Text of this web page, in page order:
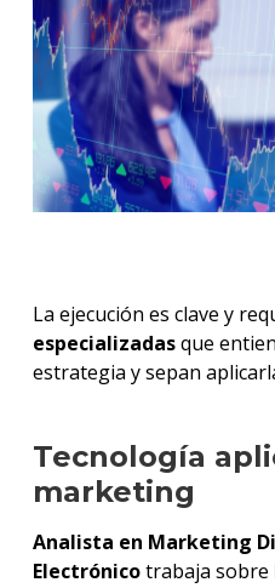
La ejecución es clave y
especializadasque
estrategia y sepan
Tecnología
marketing
Analista en Marketing
Electrónicotrabaja sobre